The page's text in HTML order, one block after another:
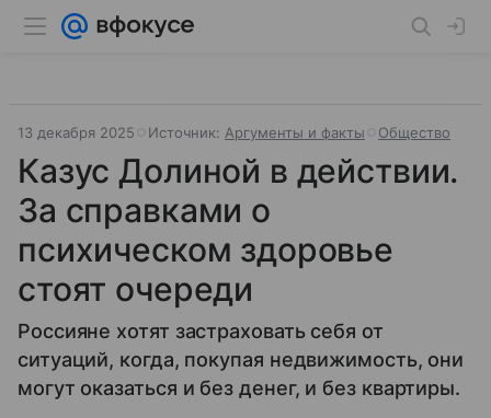
13 декабря 2025 Источник: Аргументы и факты Общество
Казус Долиной в действии.
За справками о
психическом здоровье
стоят очереди
Россияне хотят застраховать себя от
ситуаций, когда, покупая недвижимость, они
могут оказаться и без денег, и без квартиры.